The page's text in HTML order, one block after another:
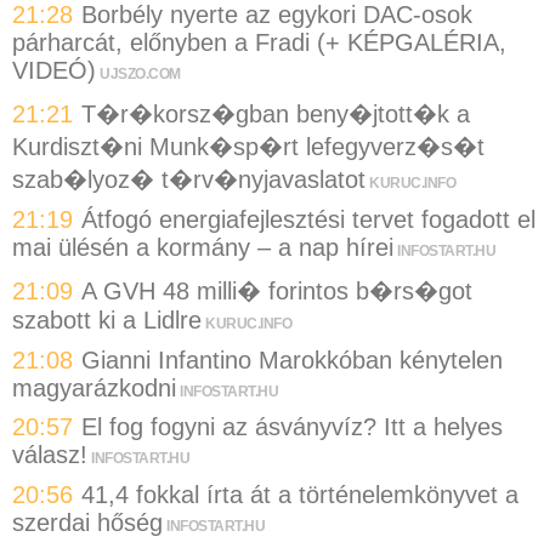
21:28 Borbély nyerte az egykori DAC-osok
párharcát, előnyben a Fradi (+ KÉPGALÉRIA,
VIDEÓ) UJSZO.COM
21:21 T�r�korsz�gban beny�jtott�k a
Kurdiszt�ni Munk�sp�rt lefegyverz�s�t
szab�lyoz� t�rv�nyjavaslatot KURUC.INFO
21:19 Átfogó energiafejlesztési tervet fogadott el
mai ülésén a kormány – a nap hírei
INFOSTART.HU
21:09 A GVH 48 milli� forintos b�rs�got
szabott ki a Lidlre KURUC.INFO
21:08 Gianni Infantino Marokkóban kénytelen
magyarázkodni INFOSTART.HU
20:57 El fog fogyni az ásványvíz? Itt a helyes
válasz!
INFOSTART.HU
20:56 41,4 fokkal írta át a történelemkönyvet a
szerdai hőség INFOSTART.HU